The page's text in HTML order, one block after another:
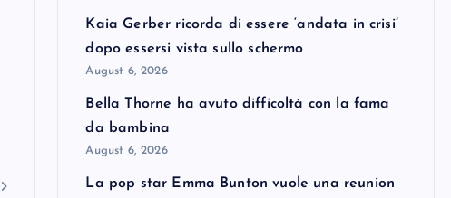
Kaia Gerber ricorda di essere ‘andata in crisi’
dopo essersi vista sullo schermo
August 6, 2026
Bella Thorne ha avuto difficoltà con la fama
da bambina
August 6, 2026
La pop star Emma Bunton vuole una reunion